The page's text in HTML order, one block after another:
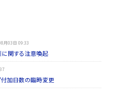
月03日 09:33
に関する注意喚起
付加日数の臨時変更